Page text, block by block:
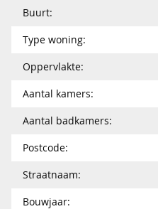
Buurt:
Type woning:
Oppervlakte:
Aantal kamers:
Aantal badkamers:
Postcode:
Straatnaam:
Bouwjaar: